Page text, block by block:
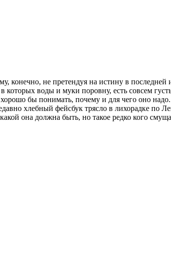
конечно, не претендуя на истину в
которых воды и муки поровну, есть совсем
хорошо бы понимать, почему и для чего оно
хлебный фейсбук трясло в лихорадке по
она должна быть, но такое редко кого